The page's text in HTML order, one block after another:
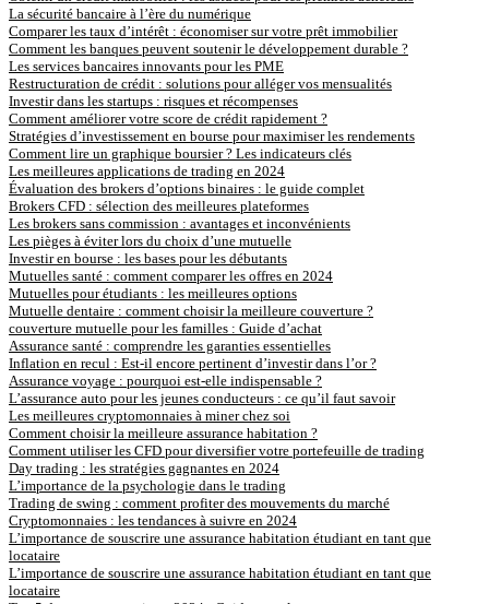
La sécurité bancaire à l’ère du numérique
Comparer les taux d’intérêt : économiser sur votre prêt immobilier
Comment les banques peuvent soutenir le développement durable ?
Les services bancaires innovants pour les PME
Restructuration de crédit : solutions pour alléger vos mensualités
Investir dans les startups : risques et récompenses
Comment améliorer votre score de crédit rapidement ?
Stratégies d’investissement en bourse pour maximiser les rendements
Comment lire un graphique boursier ? Les indicateurs clés
Les meilleures applications de trading en 2024
Évaluation des brokers d’options binaires : le guide complet
Brokers CFD : sélection des meilleures plateformes
Les brokers sans commission : avantages et inconvénients
Les pièges à éviter lors du choix d’une mutuelle
Investir en bourse : les bases pour les débutants
Mutuelles santé : comment comparer les offres en 2024
Mutuelles pour étudiants : les meilleures options
Mutuelle dentaire : comment choisir la meilleure couverture ?
couverture mutuelle pour les familles : Guide d’achat
Assurance santé : comprendre les garanties essentielles
Inflation en recul : Est-il encore pertinent d’investir dans l’or ?
Assurance voyage : pourquoi est-elle indispensable ?
L’assurance auto pour les jeunes conducteurs : ce qu’il faut savoir
Les meilleures cryptomonnaies à miner chez soi
Comment choisir la meilleure assurance habitation ?
Comment utiliser les CFD pour diversifier votre portefeuille de trading
Day trading : les stratégies gagnantes en 2024
L’importance de la psychologie dans le trading
Trading de swing : comment profiter des mouvements du marché
Cryptomonnaies : les tendances à suivre en 2024
L’importance de souscrire une assurance habitation étudiant en tant que
locataire
L’importance de souscrire une assurance habitation étudiant en tant que
locataire